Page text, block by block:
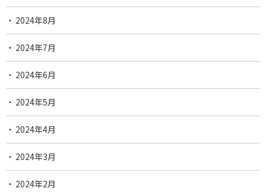
2024年8月
2024年7月
2024年6月
2024年5月
2024年4月
2024年3月
2024年2月